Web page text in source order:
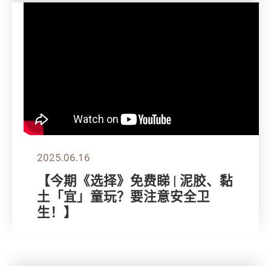
2025.06.16
【今期《选择》免费睇 | 泥胶、黏
土「宜」童玩？要注意安全卫
生！】